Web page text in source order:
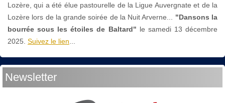
Lozère, qui a été élue pastourelle de la Ligue Auvergnate et de la
Lozère lors de la grande soirée de la Nuit Arverne...
"Dansons la
bourrée sous les étoiles de Baltard" le samedi 13 décembre
2025. Suivez le lien
Newsletter